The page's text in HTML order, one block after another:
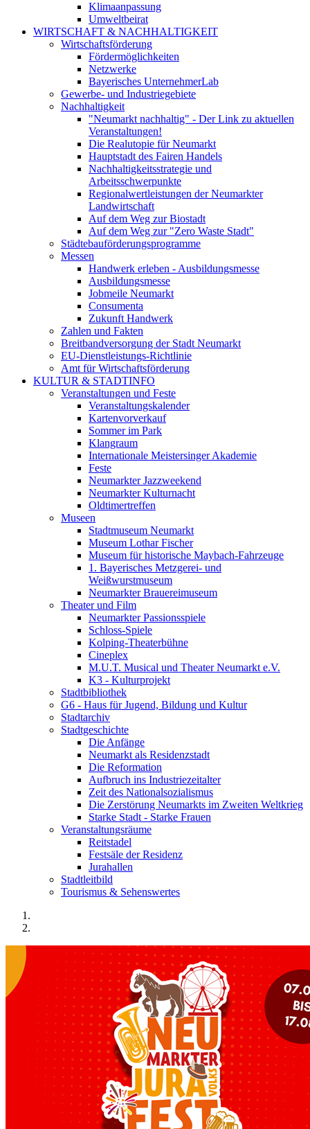
Klimaanpassung
Umweltbeirat
WIRTSCHAFT & NACHHALTIGKEIT
Wirtschaftsförderung
Fördermöglichkeiten
Netzwerke
Bayerisches UnternehmerLab
Gewerbe- und Industriegebiete
Nachhaltigkeit
"Neumarkt nachhaltig" - Der Link zu aktuellen
Veranstaltungen!
Die Realutopie für Neumarkt
Hauptstadt des Fairen Handels
Nachhaltigkeitsstrategie und
Arbeitsschwerpunkte
Regionalwertleistungen der Neumarkter
Landwirtschaft
Auf dem Weg zur Biostadt
Auf dem Weg zur "Zero Waste Stadt"
Städtebauförderungsprogramme
Messen
Handwerk erleben - Ausbildungsmesse
Ausbildungsmesse
Jobmeile Neumarkt
Consumenta
Zukunft Handwerk
Zahlen und Fakten
Breitbandversorgung der Stadt Neumarkt
EU-Dienstleistungs-Richtlinie
Amt für Wirtschaftsförderung
KULTUR & STADTINFO
Veranstaltungen und Feste
Veranstaltungskalender
Kartenvorverkauf
Sommer im Park
Klangraum
Internationale Meistersinger Akademie
Feste
Neumarkter Jazzweekend
Neumarkter Kulturnacht
Oldtimertreffen
Museen
Stadtmuseum Neumarkt
Museum Lothar Fischer
Museum für historische Maybach-Fahrzeuge
1. Bayerisches Metzgerei- und
Weißwurstmuseum
Neumarkter Brauereimuseum
Theater und Film
Neumarkter Passionsspiele
Schloss-Spiele
Kolping-Theaterbühne
Cineplex
M.U.T. Musical und Theater Neumarkt e.V.
K3 - Kulturprojekt
Stadtbibliothek
G6 - Haus für Jugend, Bildung und Kultur
Stadtarchiv
Stadtgeschichte
Die Anfänge
Neumarkt als Residenzstadt
Die Reformation
Aufbruch ins Industriezeitalter
Zeit des Nationalsozialismus
Die Zerstörung Neumarkts im Zweiten Weltkrieg
Starke Stadt - Starke Frauen
Veranstaltungsräume
Reitstadel
Festsäle der Residenz
Jurahallen
Stadtleitbild
Tourismus & Sehenswertes